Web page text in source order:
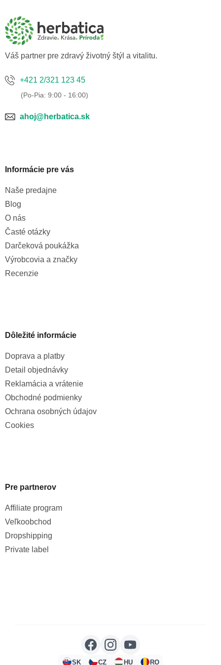
Váš partner pre zdravý životný štýl a vitalitu.
+421 2/321 123 45
ahoj@herbatica.sk
Informácie pre vás
Naše predajne
Blog
O nás
Časté otázky
Darčeková poukážka
Výrobcovia a značky
Recenzie
Dôležité informácie
Doprava a platby
Detail objednávky
Reklamácia a vrátenie
Obchodné podmienky
Ochrana osobných údajov
Cookies
Pre partnerov
Affiliate program
Veľkoobchod
Dropshipping
Private label
SK CZ HU RO